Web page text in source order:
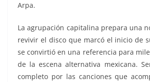
Arpa.
La agrupación capitalina prepara una
revivir el disco que marcó el inicio de
se convirtió en una referencia para
de la escena alternativa mexicana.
completo por las canciones que